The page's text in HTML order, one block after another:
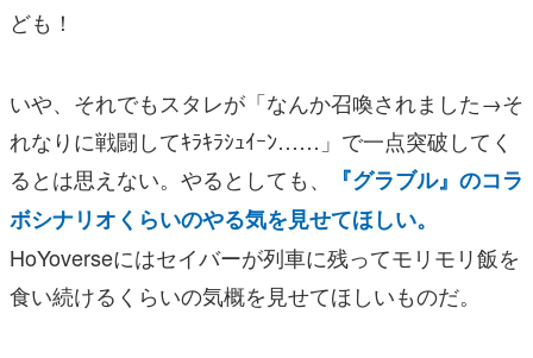
ども！
いや、それでもスタレが「なんか召喚されました→そ
れなりに戦闘してｷﾗｷﾗｼｭｲｰﾝ……」で一点突破してく
るとは思えない。やるとしても、
『グラブル』のコラ
ボシナリオくらいのやる気を見せてほしい。
HoYoverseにはセイバーが列車に残ってモリモリ飯を
食い続けるくらいの気概を見せてほしいものだ。